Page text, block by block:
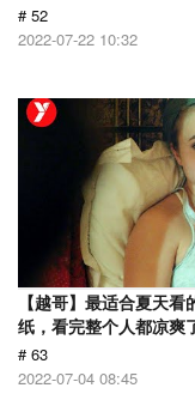
# 52
2022-07-22 10:32
【越哥】最适合夏天
纸，看完整个人都凉爽
# 63
2022-07-04 08:45